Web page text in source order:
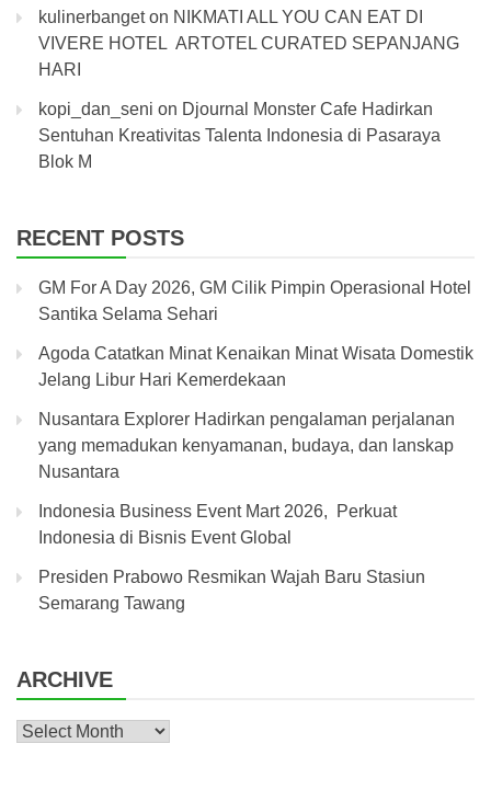
kulinerbangeton NIKMATI ALL YOU CAN EAT DI
VIVERE HOTEL ARTOTEL CURATED SEPANJANG
HARI
kopi_dan_seni on Djournal Monster Cafe Hadirkan
Sentuhan Kreativitas Talenta Indonesia di Pasaraya
Blok M
RECENT POSTS
GM For A Day 2026, GM Cilik Pimpin Operasional Hotel
Santika Selama Sehari
Agoda Catatkan Minat Kenaikan Minat Wisata Domestik
Jelang Libur Hari Kemerdekaan
Nusantara Explorer Hadirkan pengalaman perjalanan
yang memadukan kenyamanan, budaya, dan lanskap
Nusantara
Indonesia Business Event Mart 2026, Perkuat
Indonesia di Bisnis Event Global
Presiden Prabowo Resmikan Wajah Baru Stasiun
Semarang Tawang
ARCHIVE
Archive